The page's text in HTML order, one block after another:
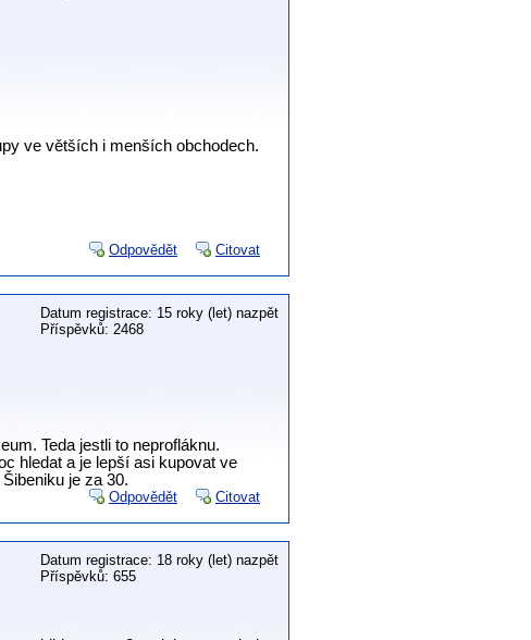
ve větších i menších obchodech.
Odpovědět Citovat
Datum registrace: 15 roky (let) nazpět
Příspěvků: 2468
Teda jestli to neprofláknu.
hledat a je lepší asi kupovat ve
je za 30.
Odpovědět Citovat
Datum registrace: 18 roky (let) nazpět
Příspěvků: 655